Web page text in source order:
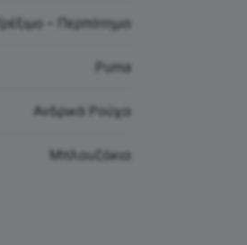
Τρέξιμο – Περπάτημα
Puma
Ανδρικά Ρούχα
Μπλουζάκια